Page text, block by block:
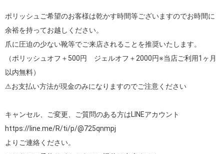
ポリッシュご希望のお客様は乾かす時間等ございますのでお時間に
余裕を持ってお越しください。
爪に圧迫の少ない靴等でご来店されることを推奨いたします。
（ポリッシュオフ＋500円　ジェルオフ＋2000円※当店ご利用1ヶ月
以内無料）
⚠お支払い方法が現金のみになりますのでご注意ください
https://line.me/R/ti/p/@725qnmpj
よりご連絡ください。